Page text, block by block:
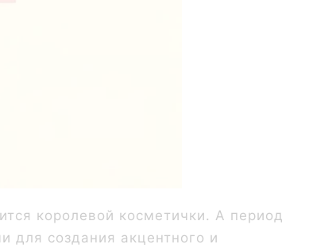
королевой косметички. А период
для создания акцентного и